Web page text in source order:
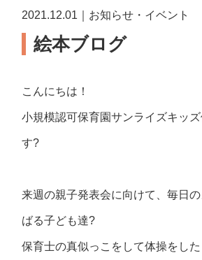
2021.12.01｜お知らせ・イベント
絵本ブログ
こんにちは！
小規模認可保育園サンライズキッ
す?
来週の親子発表会に向けて、毎日
ばる子ども達?
保育士の真似っこをして体操をし